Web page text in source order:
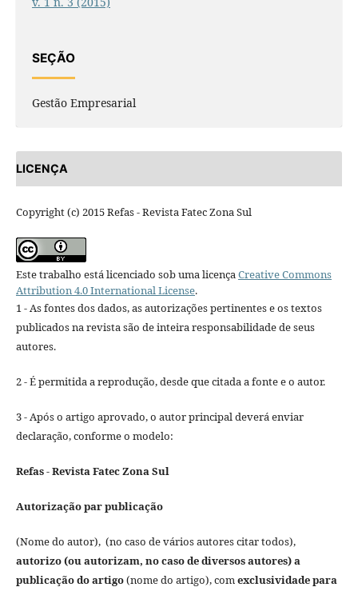
SEÇÃO
Gestão Empresarial
LICENÇA
Copyright (c) 2015 Refas - Revista Fatec Zona Sul
Este trabalho está licenciado sob uma licençaCreative Commons
Attribution 4.0 International License.
1 - As fontes dos dados, as autorizações pertinentes e os textos
publicados na revista são de inteira responsabilidade de seus
autores.
2 - É permitida a reprodução, desde que citada a fonte e o autor.
3 - Após o artigo aprovado, o autor principal deverá enviar
declaração, conforme o modelo:
Refas - Revista Fatec Zona Sul
Autorização par publicação
(Nome do autor), (no caso de vários autores citar todos),
autorizo (ou autorizam, no caso de diversos autores) a
publicação do artigo(nome do artigo), comexclusividade para